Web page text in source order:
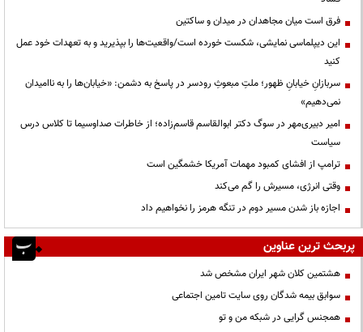
فرق است میان مجاهدان در میدان و ساکتین
این دیپلماسی نمایشی، شکست خورده است/واقعیت‌ها را بپذیرید و به تعهدات خود عمل
کنید
سربازانِ خیابانِ ظهور؛ ملتِ مبعوثِ رودسر در پاسخ به دشمن: «خیابان‌ها را به ناامیدان
نمی‌دهیم»
امیر دبیری‌مهر در سوگ دکتر ابوالقاسم قاسم‌زاده؛ از خاطرات صداوسیما تا کلاس درس
سیاست
ترامپ از افشای کمبود مهمات آمریکا خشمگین است
وقتی انرژی، مسیرش را گم می‌کند
اجازه باز شدن مسیر دوم در تنگه هرمز را نخواهیم داد
پربحث ترین عناوین
هشتمین کلان شهر ایران مشخص شد
سوابق بیمه شدگان روی سایت تامین اجتماعی
همجنس گرایی در شبکه من و تو